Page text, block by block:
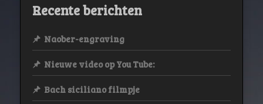
Recente berichten
Naober-engraving
Nieuwe video op You Tube:
Bach siciliano filmpje